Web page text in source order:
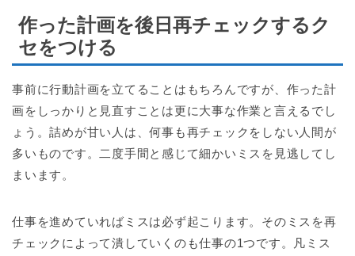
作った計画を後日再チェックするク
セをつける
事前に行動計画を立てることはもちろんですが、作った計
画をしっかりと見直すことは更に大事な作業と言えるでし
ょう。詰めが甘い人は、何事も再チェックをしない人間が
多いものです。二度手間と感じて細かいミスを見逃してし
まいます。
仕事を進めていればミスは必ず起こります。そのミスを再
チェックによって潰していくのも仕事の1つです。凡ミス